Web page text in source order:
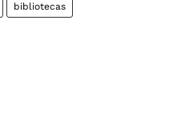
bibliotecas